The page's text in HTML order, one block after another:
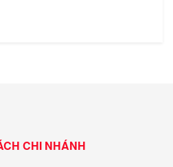
CHI NHÁNH